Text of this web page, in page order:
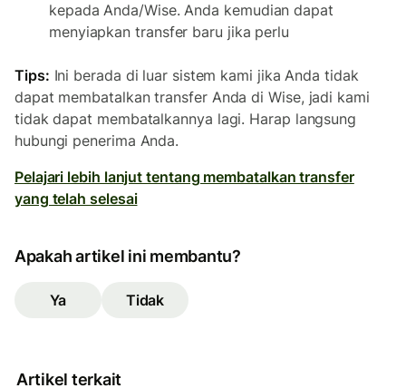
kepada Anda/Wise. Anda kemudian dapat
menyiapkan transfer baru jika perlu
Tips: Ini berada di luar sistem kami jika Anda tidak
dapat membatalkan transfer Anda di Wise, jadi kami
tidak dapat membatalkannya lagi. Harap langsung
hubungi penerima Anda.
Pelajari lebih lanjut tentang membatalkan transfer
yang telah selesai
Apakah artikel ini membantu?
Ya Tidak
Artikel terkait